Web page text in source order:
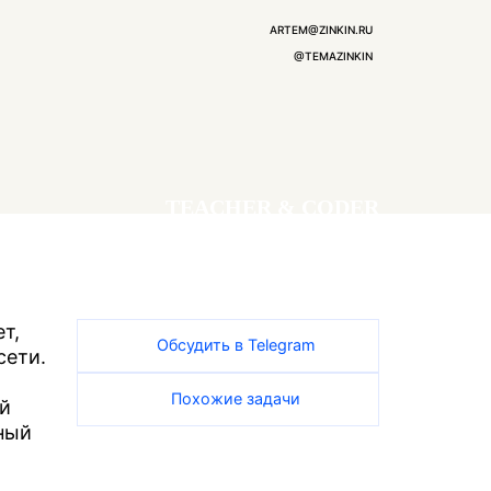
ARTEM@ZINKIN.RU
@TEMAZINKIN
Обсудить в Telegram
Похожие задачи